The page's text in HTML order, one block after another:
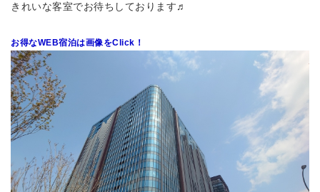
きれいな客室でお待ちしております♬
お得なWEB宿泊は画像をClick！